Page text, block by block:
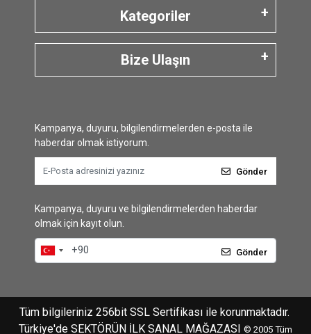
Kategoriler
Bize Ulaşın
Kampanya, duyuru, bilgilendirmelerden e-posta ile
haberdar olmak istiyorum.
Gönder
Kampanya, duyuru ve bilgilendirmelerden haberdar
olmak için kayıt olun.
Gönder
Tüm bilgileriniz 256bit SSL Sertifikası ile korunmaktadır.
Türkiye'de SEKTÖRÜN İLK SANAL MAĞAZASI © 2005 Tüm